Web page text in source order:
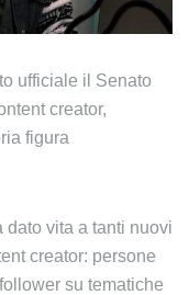
ufficiale il Senato
creator,
figura
dato vita a tanti nuovi
creator: persone
su tematiche